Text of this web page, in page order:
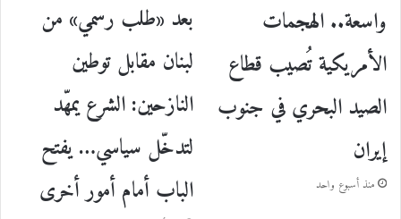
واسعة.. الهجمات
الأمريكية تُصيب قطاع
الصيد البحري في جنوب
إيران
منذ أسبوع واحد
بعد «طلب رسمي» من
لبنان مقابل توطين
النازحين: الشرع يمهّد
لتدخّل سياسي… يفتح
الباب أمام أمور أخرى